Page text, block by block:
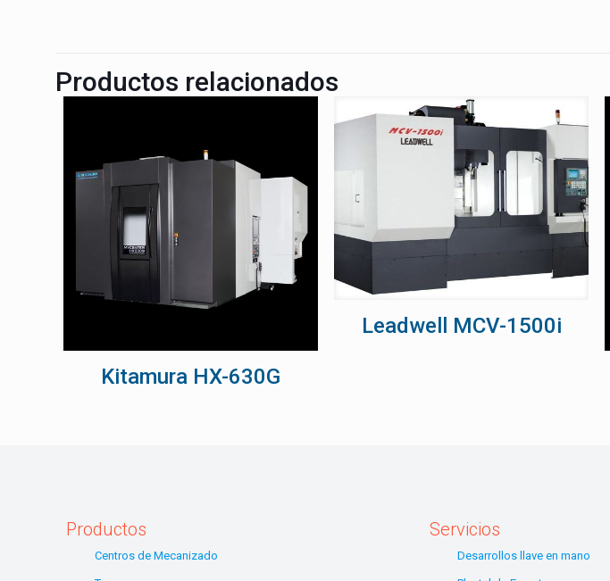
Productos relacionados
Kitamura HX-630G
Leadwell MCV-1500i
Productos
Centros de Mecanizado
Servicios
Desarrollos llave en mano